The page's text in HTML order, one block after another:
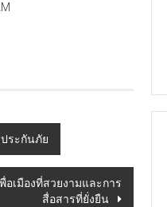
ระกันภัย
อเมืองที่สวยงามและการ
สื่อสารที่ยั่งยืน